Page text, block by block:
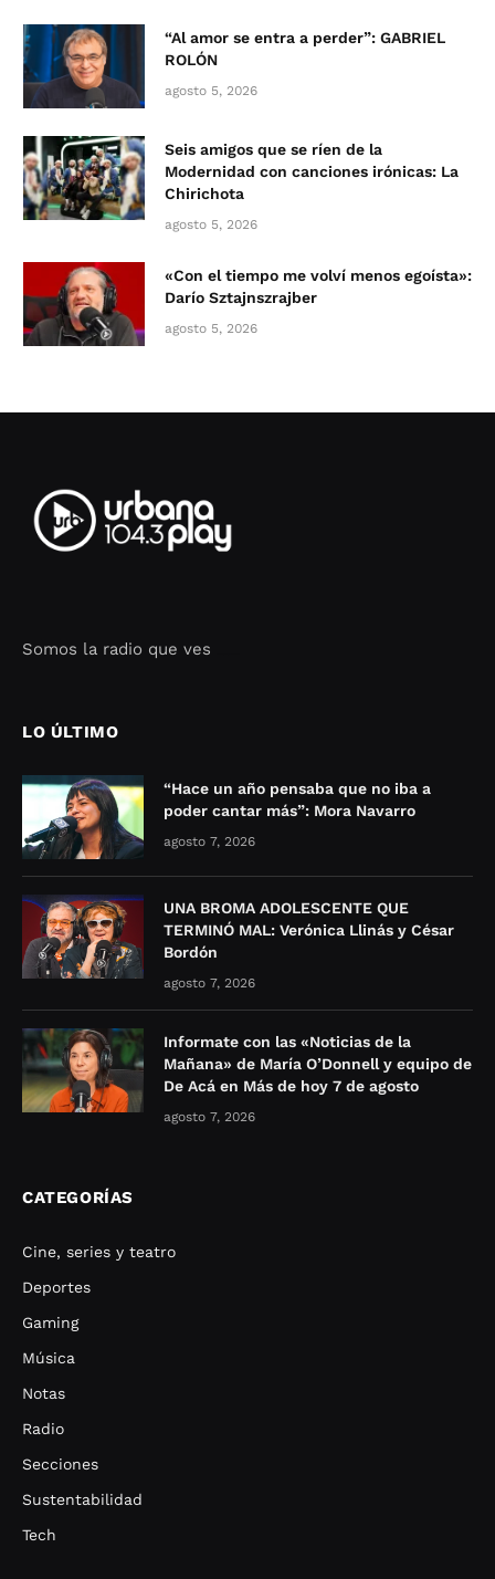
“Al amor se entra a perder”: GABRIEL
ROLÓN
agosto 5, 2026
Seis amigos que se ríen de la
Modernidad con canciones irónicas: La
Chirichota
agosto 5, 2026
«Con el tiempo me volví menos egoísta»:
Darío Sztajnszrajber
agosto 5, 2026
Somos la radio que ves
LO ÚLTIMO
“Hace un año pensaba que no iba a
poder cantar más”: Mora Navarro
agosto 7, 2026
UNA BROMA ADOLESCENTE QUE
TERMINÓ MAL: Verónica Llinás y César
Bordón
agosto 7, 2026
Informate con las «Noticias de la
Mañana» de María O’Donnell y equipo de
De Acá en Más de hoy 7 de agosto
agosto 7, 2026
CATEGORÍAS
Cine, series y teatro
Deportes
Gaming
Música
Notas
Radio
Secciones
Sustentabilidad
Tech